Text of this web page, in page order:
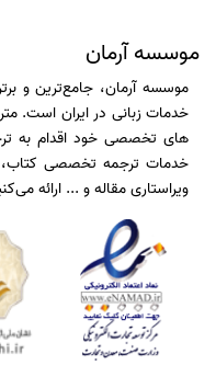
موسسه آرمان
موسسه آرمان، جامع‌ترین و
خدمات زبانی در ایران است.
های تخصصی خود اقدام به
خدمات ترجمه تخصصی کتاب،
ویراستاری مقاله و ... ارائه